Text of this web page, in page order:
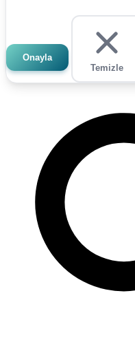
Onayla
Temizle